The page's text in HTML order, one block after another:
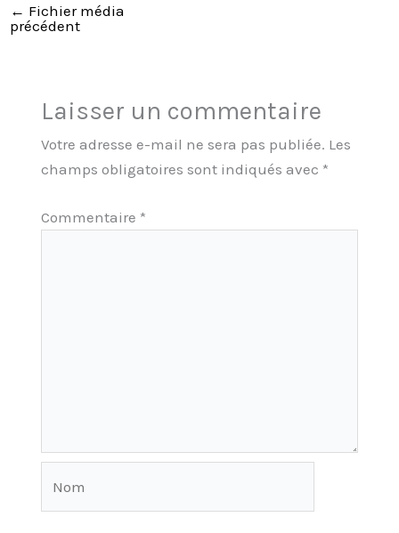
← Fichier média
précédent
Laisser un commentaire
Votre adresse e-mail ne sera pas publiée. Les
champs obligatoires sont indiqués avec *
Commentaire *